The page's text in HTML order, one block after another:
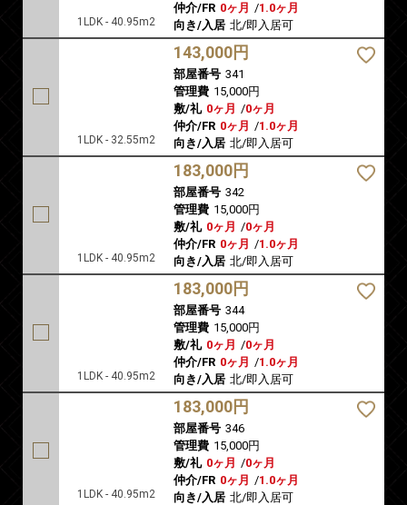
1LDK - 40.95m2
仲介/FR 0ヶ月 /1.0ヶ月
向き/入居 北/即入居可
1LDK - 32.55m2
143,000円
部屋番号 341
管理費 15,000円
敷/礼 0ヶ月 /0ヶ月
仲介/FR 0ヶ月 /1.0ヶ月
向き/入居 北/即入居可
1LDK - 40.95m2
183,000円
部屋番号 342
管理費 15,000円
敷/礼 0ヶ月 /0ヶ月
仲介/FR 0ヶ月 /1.0ヶ月
向き/入居 北/即入居可
1LDK - 40.95m2
183,000円
部屋番号 344
管理費 15,000円
敷/礼 0ヶ月 /0ヶ月
仲介/FR 0ヶ月 /1.0ヶ月
向き/入居 北/即入居可
1LDK - 40.95m2
183,000円
部屋番号 346
管理費 15,000円
敷/礼 0ヶ月 /0ヶ月
仲介/FR 0ヶ月 /1.0ヶ月
向き/入居 北/即入居可